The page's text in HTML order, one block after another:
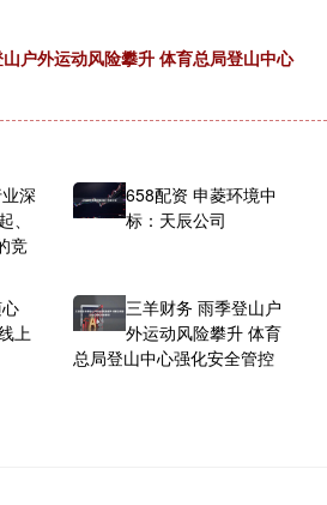
户外运动风险攀升 体育总局登山中心
深
竞
658配资 申菱环境中
标：天辰公司
上
三羊财务 雨季登山户
外运动风险攀升 体育
总局登山中心强化安全管控